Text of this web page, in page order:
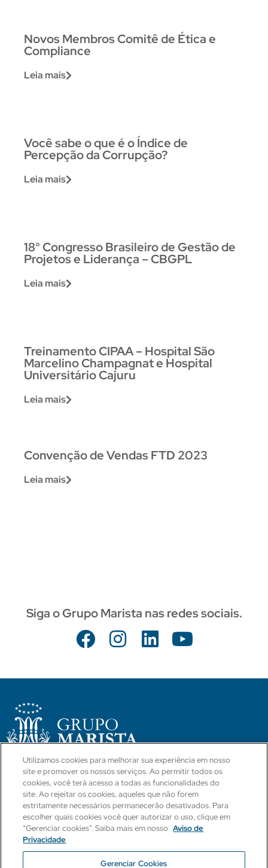
Novos Membros Comitê de Ética e
Compliance
Leia mais
Você sabe o que é o Índice de
Percepção da Corrupção?
Leia mais
18° Congresso Brasileiro de Gestão de
Projetos e Liderança – CBGPL
Leia mais
Treinamento CIPAA – Hospital São
Marcelino Champagnat e Hospital
Universitário Cajuru
Leia mais
Convenção de Vendas FTD 2023
Leia mais
Siga o Grupo Marista nas redes sociais.
CÓDIGO DE CONDUTA
POLÍTICAS E PROCEDIMENTOS
BLOG
CANAL INTEGRIDADE
Ouvidoria Canal Direto
Dúvidas LGPD
Dúvidas Compliance
Utilizamos cookies para melhorar sua experiência em nosso
site e promover os nossos serviços. Ao permitir todos os
cookies, você terá acesso a todas as funcionalidades do
site. Ao rejeitar os cookies, aqueles que não forem
estritamente necessários permanecerão desativados. Para
escolher quais cookies você quer autorizar o uso, clique em
“Gerenciar cookies”. Saiba mais em nosso Aviso de
Privacidade
Gerenciar Cookies